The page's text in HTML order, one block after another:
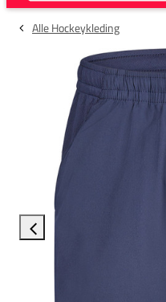
Alle Hockeykleding